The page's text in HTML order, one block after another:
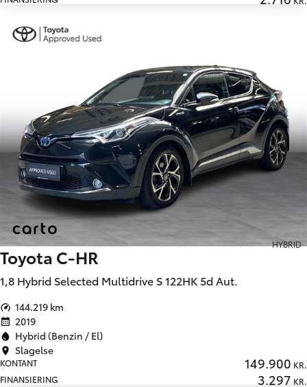
HYBRID
Toyota C-HR
1,8 Hybrid Selected Multidrive S 122HK 5d Aut.
144.219 km
2019
Hybrid (Benzin / El)
Slagelse
KONTANT 149.900 KR.
FINANSIERING
3.297 KR.